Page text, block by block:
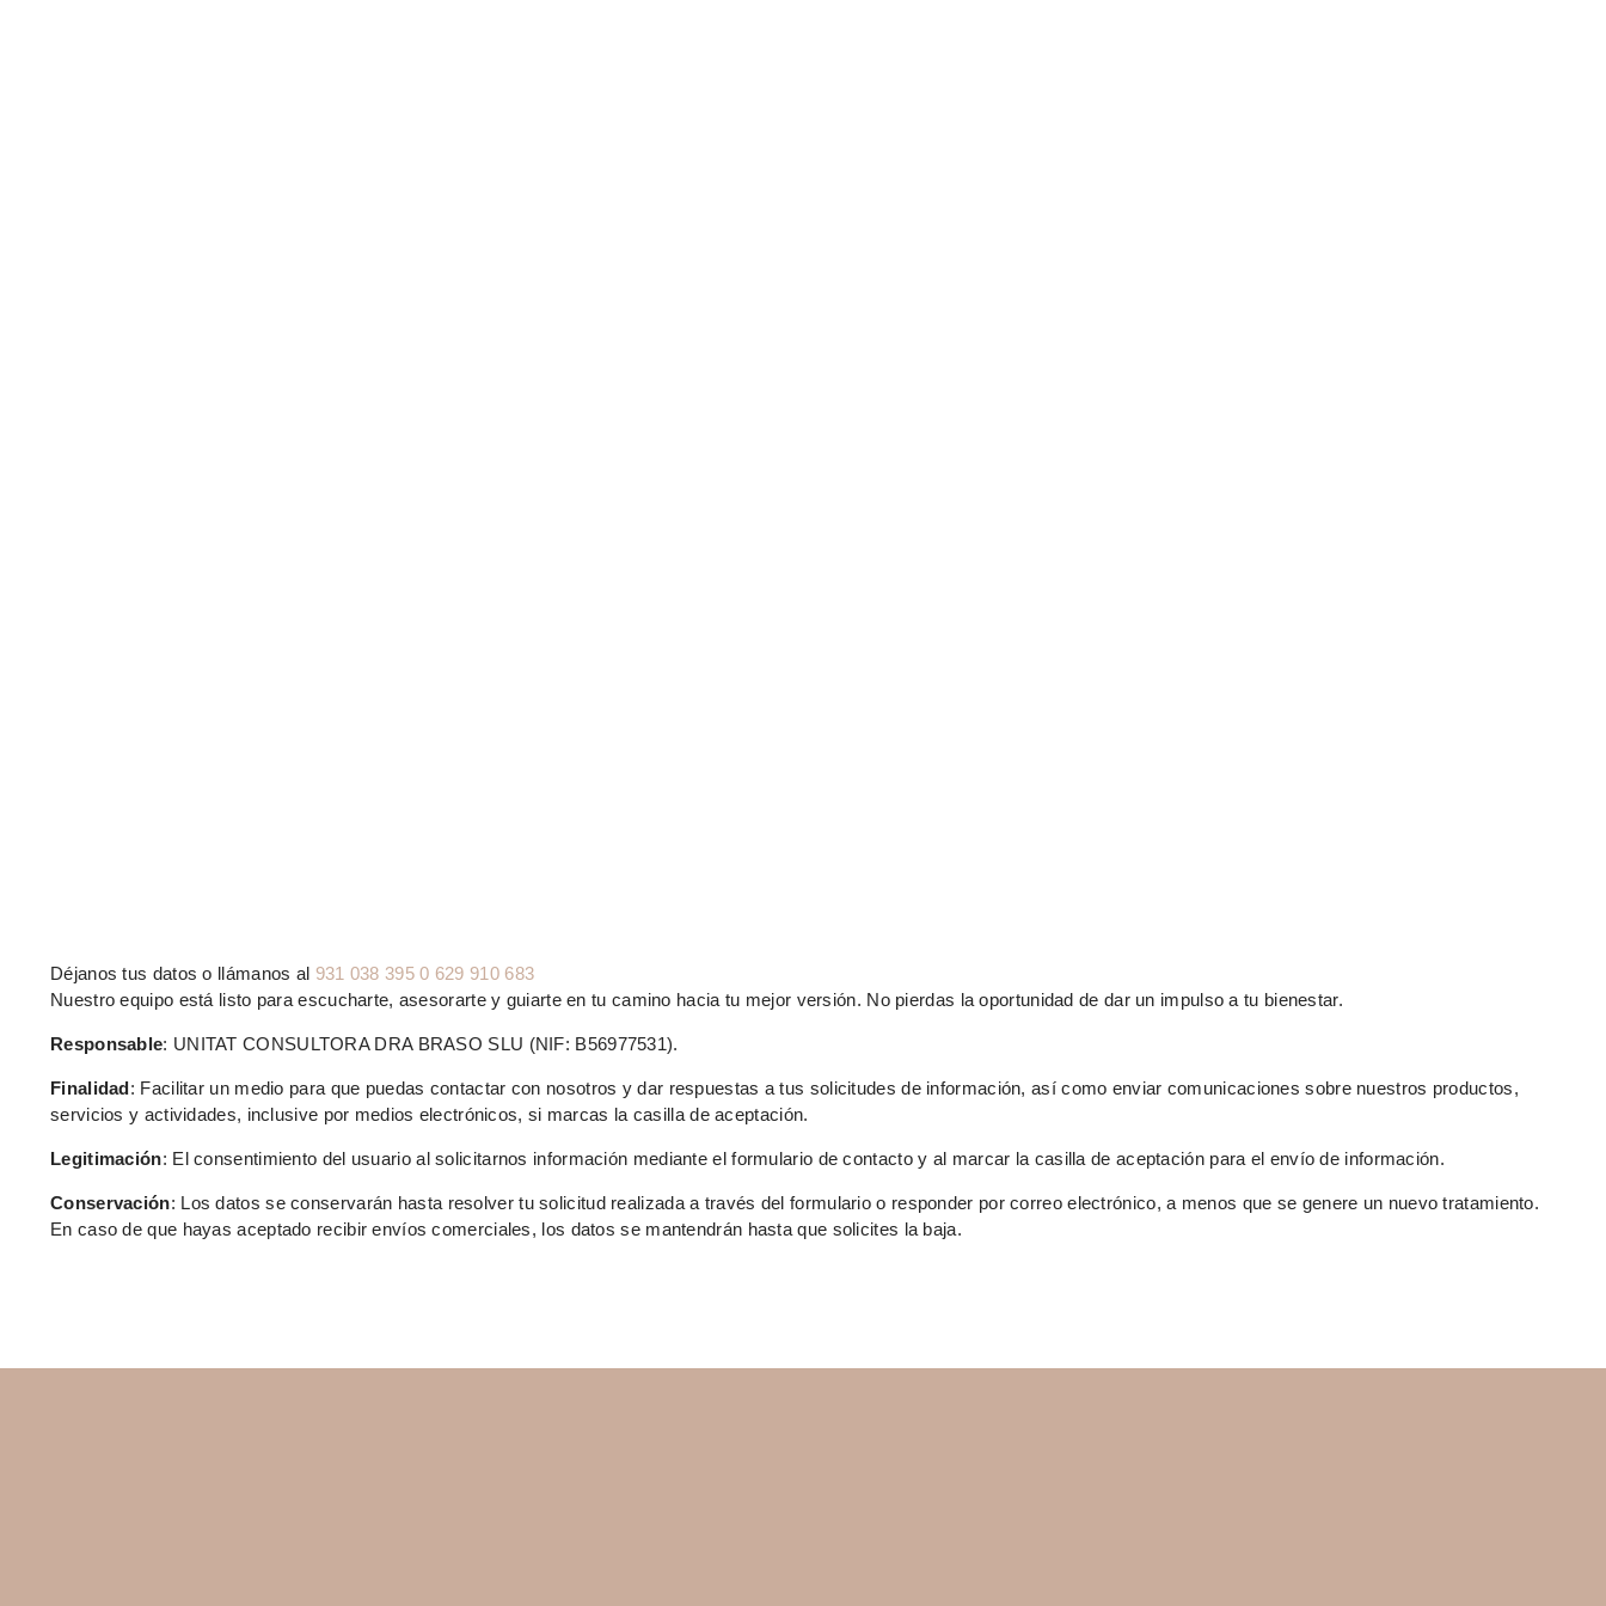
Déjanos tus datos o llámanos al 931 038 395 0 629 910 683
Nuestro equipo está listo para escucharte, asesorarte y guiarte en tu camino hacia tu mejor versión. No pierdas la oportunidad de dar un impulso a tu bienestar.
Responsable: UNITAT CONSULTORA DRA BRASO SLU (NIF: B56977531).
Finalidad: Facilitar un medio para que puedas contactar con nosotros y dar respuestas a tus solicitudes de información, así como enviar comunicaciones sobre nuestros productos,
servicios y actividades, inclusive por medios electrónicos, si marcas la casilla de aceptación.
Legitimación: El consentimiento del usuario al solicitarnos información mediante el formulario de contacto y al marcar la casilla de aceptación para el envío de información.
Conservación: Los datos se conservarán hasta resolver tu solicitud realizada a través del formulario o responder por correo electrónico, a menos que se genere un nuevo tratamiento.
En caso de que hayas aceptado recibir envíos comerciales, los datos se mantendrán hasta que solicites la baja.